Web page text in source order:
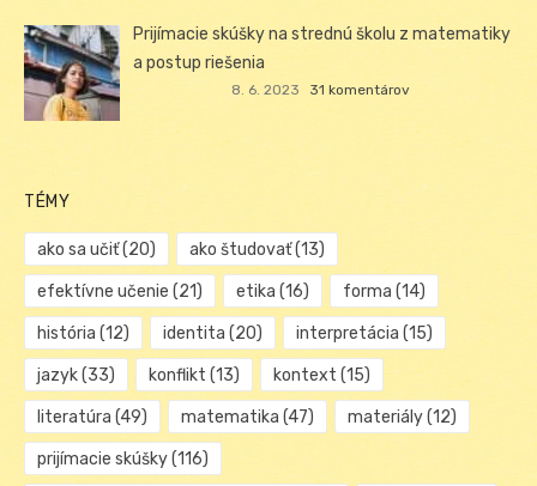
Prijímacie skúšky na strednú školu z matematiky
a postup riešenia
8. 6. 2023 31 komentárov
TÉMY
ako sa učiť(20) ako študovať(13)
efektívne učenie (21) etika (16) forma (14)
história (12) identita (20) interpretácia (15)
jazyk(33) konflikt (13) kontext (15)
literatúra (49) matematika (47) materiály(12)
prijímacie skúšky(116)